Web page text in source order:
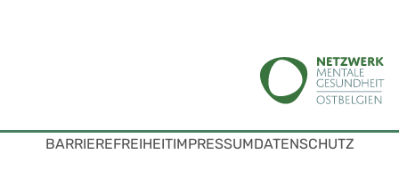
BARRIEREFREIHEITIMPRESSUMDATENSCHUTZ